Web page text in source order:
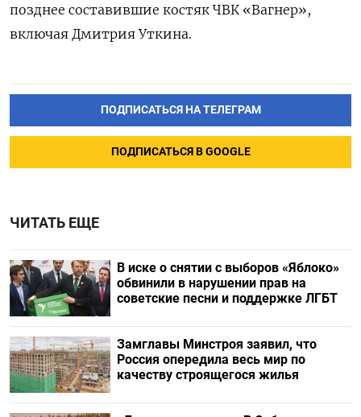
позднее составившие костяк ЧВК «Вагнер»,
включая Дмитрия Уткина.
ПОДПИСАТЬСЯ НА ТЕЛЕГРАМ
ПОДПИСАТЬСЯ В GOOGLE
ЧИТАТЬ ЕЩЕ
В иске о снятии с выборов «Яблоко»
обвинили в нарушении прав на
советские песни и поддержке ЛГБТ
Замглавы Минстроя заявил, что
Россия опередила весь мир по
качеству строящегося жилья